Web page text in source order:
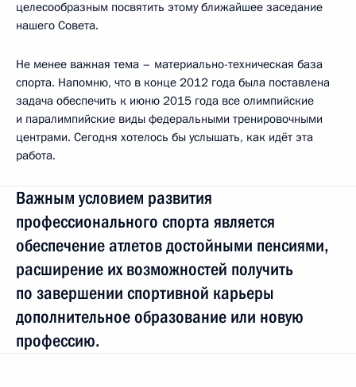
целесообразным посвятить этому ближайшее заседание
нашего Совета.
Не менее важная тема – материально-техническая база
спорта. Напомню, что в конце 2012 года была поставлена
задача обеспечить к июню 2015 года все олимпийские
и паралимпийские виды федеральными тренировочными
центрами. Сегодня хотелось бы услышать, как идёт эта
работа.
Важным условием развития
профессионального спорта является
обеспечение атлетов достойными пенсиями,
расширение их возможностей получить
по завершении спортивной карьеры
дополнительное образование или новую
профессию.